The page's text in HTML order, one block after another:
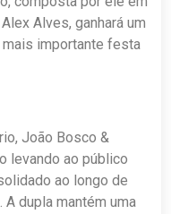
Alves, ganhará um
importante festa
João Bosco &
levando ao público
ao longo de
dupla mantém uma